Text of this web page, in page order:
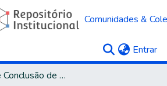
Comunidades &
Entrar
Trabalhos de Conclusão de Curso